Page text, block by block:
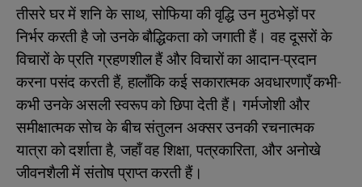
तीसरे घर में शनि के साथ, सोफिया की वृद्धि उन मुठभेड़ों पर
निर्भर करती है जो उनके बौद्धिकता को जगाती हैं। वह दूसरों के
विचारों के प्रति ग्रहणशील हैं और विचारों का आदान-प्रदान
करना पसंद करती हैं, हालाँकि कई सकारात्मक अवधारणाएँ कभी-
कभी उनके असली स्वरूप को छिपा देती हैं। गर्मजोशी और
समीक्षात्मक सोच के बीच संतुलन अक्सर उनकी रचनात्मक
यात्रा को दर्शाता है, जहाँ वह शिक्षा, पत्रकारिता, और अनोखे
जीवनशैली में संतोष प्राप्त करती हैं।